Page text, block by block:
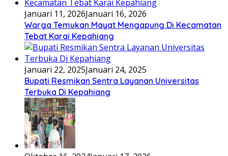
Januari 11, 2026Januari 16, 2026
Warga Temukan Mayat Mengapung Di Kecamatan
Tebat Karai Kepahiang
Januari 22, 2025Januari 24, 2025
Bupati Resmikan Sentra Layanan Universitas
Terbuka Di Kepahiang